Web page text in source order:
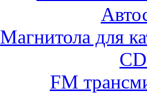
Магнитола для
FM